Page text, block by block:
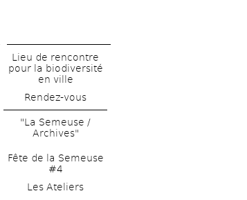
Lieu de rencontre
pour la biodiversité
en ville
Rendez-vous
"La Semeuse /
Archives"
Fête de la Semeuse
#4
Les Ateliers